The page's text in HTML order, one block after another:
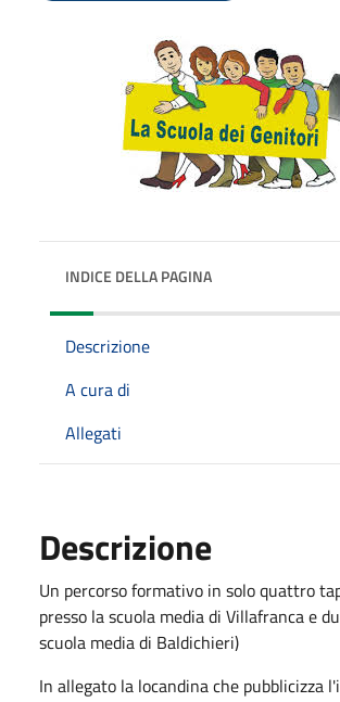
INDICE DELLA PAGINA
Descrizione
A cura di
Allegati
Descrizione
Un percorso formativo in solo quattro
presso la scuola media di Villafranca e
scuola media di Baldichieri)
In allegato la locandina che pubblicizza